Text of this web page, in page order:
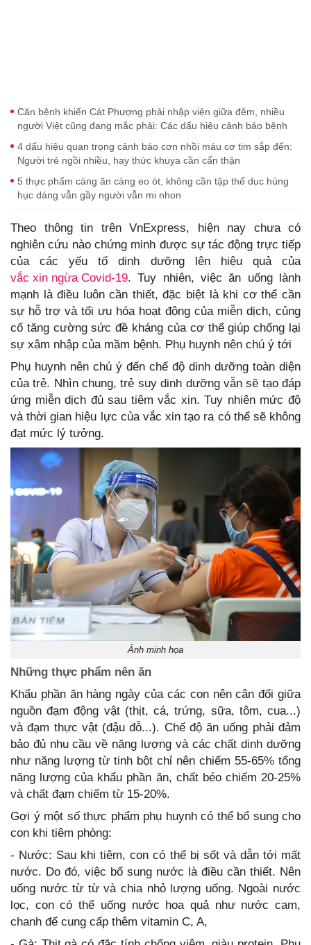
Căn bệnh khiến Cát Phượng phải nhập viện giữa đêm, nhiều
người Việt cũng đang mắc phải: Các dấu hiệu cảnh báo bệnh
4 dấu hiệu quan trọng cảnh báo cơn nhồi máu cơ tim sắp đến:
Người trẻ ngồi nhiều, hay thức khuya cần cẩn thận
5 thực phẩm càng ăn càng eo ót, không cần tập thể dục hùng
hục dáng vẫn gầy người vẫn mi nhon
Theo thông tin trên VnExpress, hiện nay chưa có
nghiên cứu nào chứng minh được sự tác động trực tiếp
của các yếu tố dinh dưỡng lên hiệu quả của
vắc xin ngừa Covid-19. Tuy nhiên, việc ăn uống lành
mạnh là điều luôn cần thiết, đặc biệt là khi cơ thể cần
sự hỗ trợ và tối ưu hóa hoạt động của miễn dịch, củng
cố tăng cường sức đề kháng của cơ thể giúp chống lại
sự xâm nhập của mầm bệnh. Phụ huynh nên chú ý tới
Phụ huynh nên chú ý đến chế độ dinh dưỡng toàn diện
của trẻ. Nhìn chung, trẻ suy dinh dưỡng vẫn sẽ tạo đáp
ứng miễn dịch đủ sau tiêm vắc xin. Tuy nhiên mức độ
và thời gian hiệu lực của vắc xin tạo ra có thể sẽ không
đạt mức lý tưởng.
Ảnh minh họa
Những thực phẩm nên ăn
Khẩu phần ăn hàng ngày của các con nên cân đối giữa
nguồn đạm động vật (thịt, cá, trứng, sữa, tôm, cua...)
và đạm thực vật (đậu đỗ...). Chế độ ăn uống phải đảm
bảo đủ nhu cầu về năng lượng và các chất dinh dưỡng
như năng lượng từ tinh bột chỉ nên chiếm 55-65% tổng
năng lượng của khẩu phần ăn, chất béo chiếm 20-25%
và chất đạm chiếm từ 15-20%.
Gợi ý một số thực phẩm phụ huynh có thể bổ sung cho
con khi tiêm phòng:
- Nước: Sau khi tiêm, con có thể bị sốt và dẫn tới mất
nước. Do đó, việc bổ sung nước là điều cần thiết. Nên
uống nước từ từ và chia nhỏ lượng uống. Ngoài nước
lọc, con có thể uống nước hoa quả như nước cam,
chanh để cung cấp thêm vitamin C, A,